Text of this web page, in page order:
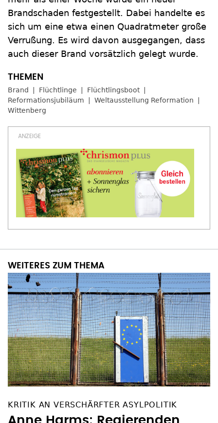
Brandschaden festgestellt. Dabei handelte es
sich um eine etwa einen Quadratmeter große
Verrußung. Es wird davon ausgegangen, dass
auch dieser Brand vorsätzlich gelegt wurde.
Brand Flüchtlinge
Flüchtlingsboot
Reformationsjubiläum
Weltausstellung Reformation
Wittenberg
WEITERES ZUM THEMA
KRITIK AN VERSCHÄRFTER ASYLPOLITIK